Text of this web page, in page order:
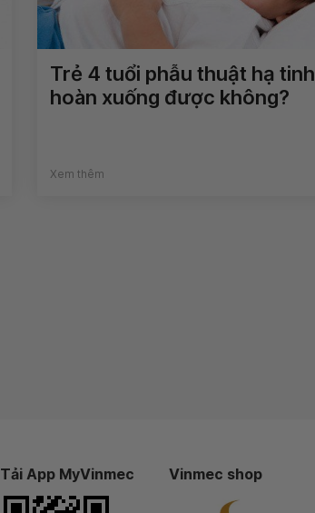
Trẻ 4 tuổi phẫu thuật hạ tinh
hoàn xuống được không?
Xem thêm
Tải App MyVinmec Vinmec shop